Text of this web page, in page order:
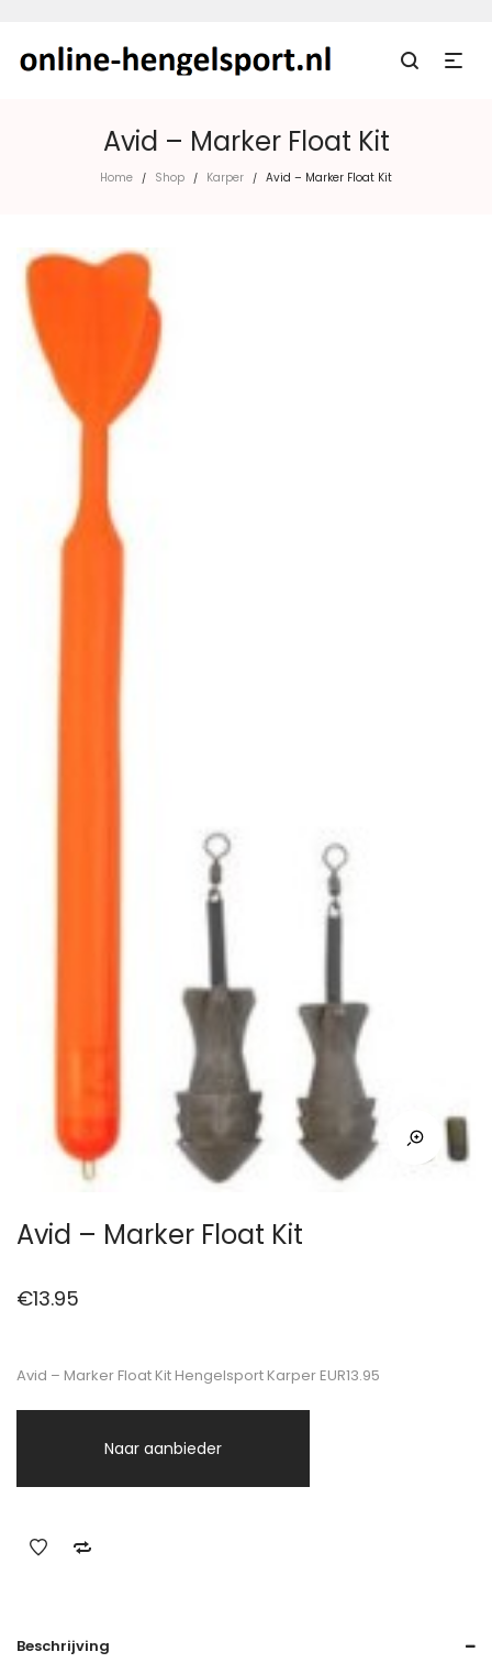
Avid – Marker Float Kit
Home / Shop / Karper / Avid – Marker Float Kit
Avid – Marker Float Kit
€13.95
Avid – Marker Float Kit Hengelsport Karper EUR13.95
Naar aanbieder
Beschrijving